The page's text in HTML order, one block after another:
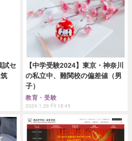
試セ
【中学受験2024】東京・神奈川
の私立中、難関校の偏差値（男
子）
教育・受験
2024.1.26 Fri 18:45